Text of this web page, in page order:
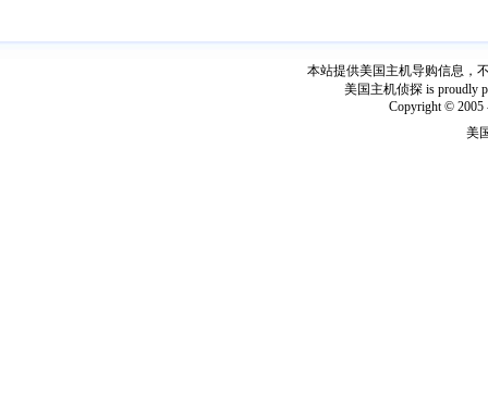
本站提供美国主机导购信息，
美国主机侦探 is proudly
Copyright © 2005
美